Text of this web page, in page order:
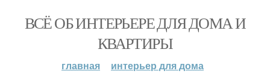
ВСЁ ОБ ИНТЕРЬЕРЕ ДЛЯ ДОМА И
КВАРТИРЫ
главная
интерьер для дома